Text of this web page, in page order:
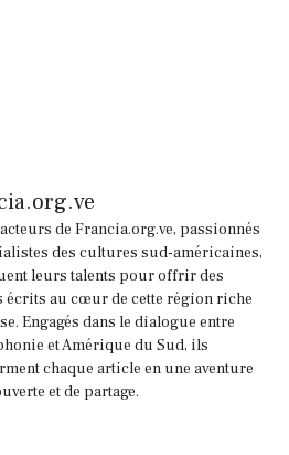
de Francia.org.ve, passionnés
des cultures sud-américaines,
leurs talents pour offrir des
écrits au cœur de cette région riche
Engagés dans le dialogue entre
et Amérique du Sud, ils
chaque article en une aventure
et de partage.